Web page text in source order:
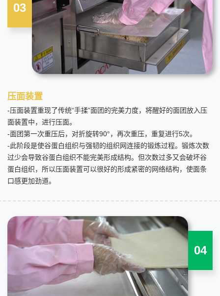
03
压面装置
-压面装置重现了传统“手揉”面团的完美力度，将醒好的面团放入压
面装置中，进行压面。
-面团第一次重压后，对折旋转90°，再次重压，重复进行5次。
-此阶段是使谷蛋白组织与强韧的组织网连接的锻炼过程。锻炼次数
过少会导致谷蛋白组织不能完美形成结构。但次数过多又会破坏谷
蛋白组织，所以压面装置可以很好的形成紧密的网络结构，使面条
口感更加劲道。
04